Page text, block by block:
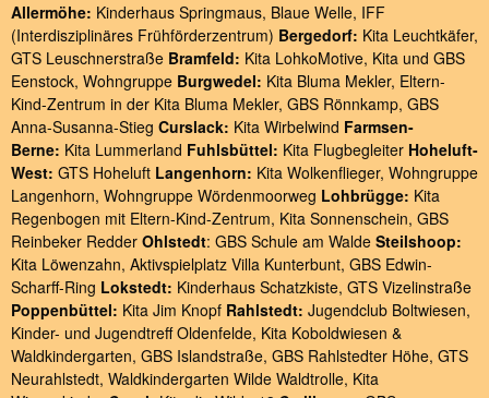
Allermöhe: Kinderhaus Springmaus, Blaue Welle, IFF
(Interdisziplinäres Frühförderzentrum) Bergedorf: Kita Leuchtkäfer,
GTS Leuschnerstraße Bramfeld: Kita LohkoMotive, Kita und GBS
Eenstock, Wohngruppe Burgwedel: Kita Bluma Mekler, Eltern-
Kind-Zentrum in der Kita Bluma Mekler, GBS Rönnkamp, GBS
Anna-Susanna-Stieg Curslack: Kita Wirbelwind Farmsen-
Berne: Kita Lummerland Fuhlsbüttel: Kita Flugbegleiter Hoheluft-
West: GTS Hoheluft Langenhorn: Kita Wolkenflieger, Wohngruppe
Langenhorn, Wohngruppe Wördenmoorweg Lohbrügge: Kita
Regenbogen mit Eltern-Kind-Zentrum, Kita Sonnenschein, GBS
Reinbeker Redder Ohlstedt: GBS Schule am Walde Steilshoop:
Kita Löwenzahn, Aktivspielplatz Villa Kunterbunt, GBS Edwin-
Scharff-Ring Lokstedt: Kinderhaus Schatzkiste, GTS Vizelinstraße
Poppenbüttel: Kita Jim Knopf Rahlstedt: Jugendclub Boltwiesen,
Kinder- und Jugendtreff Oldenfelde, Kita Koboldwiesen &
Waldkindergarten, GBS Islandstraße, GBS Rahlstedter Höhe, GTS
Neurahlstedt, Waldkindergarten Wilde Waldtrolle, Kita